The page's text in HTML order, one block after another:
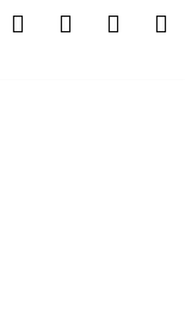
HledatPřihlášení